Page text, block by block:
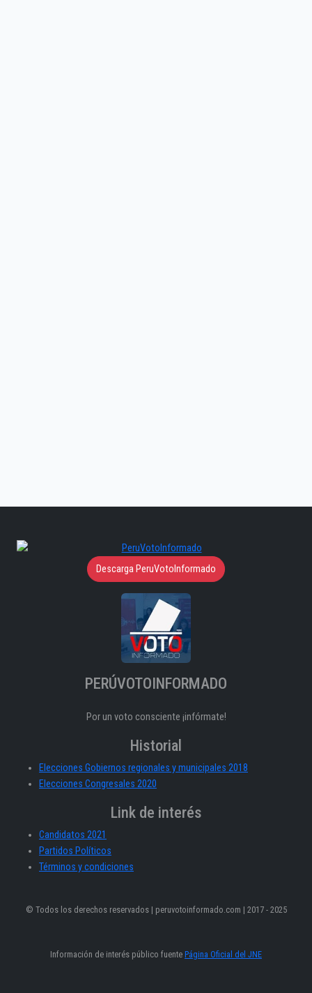
Descarga PeruVotoInformado
PERÚVOTOINFORMADO
Por un voto consciente ¡infórmate!
Historial
Elecciones Gobiernos regionales y municipales 2018
Elecciones Congresales 2020
Link de interés
Candidatos 2021
Partidos Políticos
Términos y condiciones
© Todos los derechos reservados | peruvotoinformado.com | 2017 - 2025
Información de interés público fuente Página Oficial del JNE